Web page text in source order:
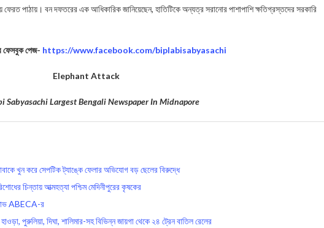
ফেরত পাঠায়। বন দফতরের এক আধিকারিক জানিয়েছেন, হাতিটিকে অন্যত্র সরানোর পাশাপাশি ক্ষতিগ্রস্তদের সরকারি
ফেসবুক পেজ- https://www.facebook.com/biplabisabyasachi
Elephant Attack
Sabyasachi Largest Bengali Newspaper In Midnapore
খুন করে সেপটিক ট্যাঙ্কে ফেলার অভিযোগ বড় ছেলের বিরুদ্ধে
চিন্তায় আত্মহত্যা পশ্চিম মেদিনীপুরের কৃষকের
ABECA-র
দিঘা, শালিমার-সহ বিভিন্ন জায়গা থেকে ২৪ ট্রেন বাতিল রেলের